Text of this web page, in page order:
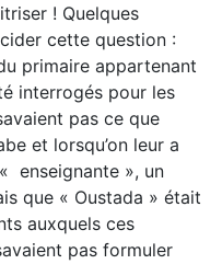
! Quelques
cette question :
primaire appartenant
interrogés pour les
pas ce que
et lorsqu’on leur a
enseignante », un
que « Oustada » était
auxquels ces
pas formuler